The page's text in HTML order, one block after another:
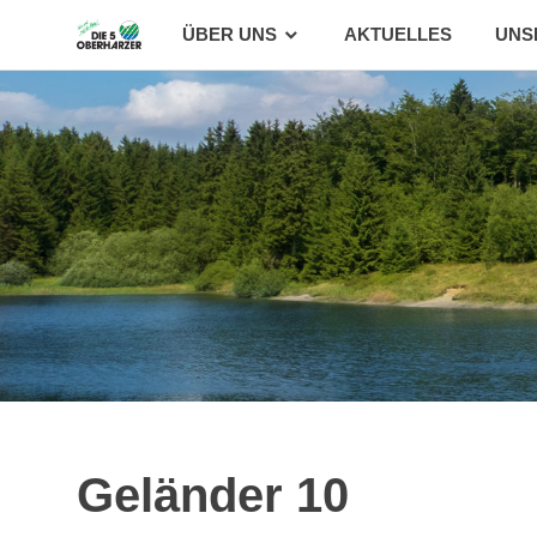
springen
ÜBER UNS AKTUELLES
Geländer 10